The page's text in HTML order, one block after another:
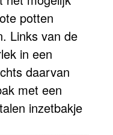
potten
Links van de
in een
daarvan
met een
inzetbakje